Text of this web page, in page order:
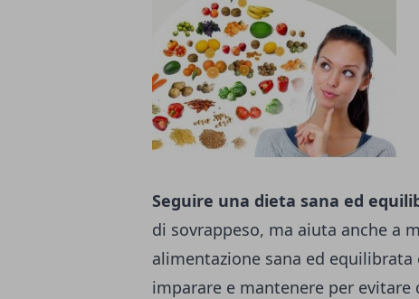
Seguire una dieta sana ed
di sovrappeso, ma aiuta anche a
alimentazione sana ed
imparare e mantenere per evitare